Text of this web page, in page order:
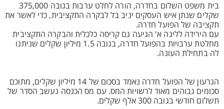
בית משפט השלום בחדרה, הורה לחלט ערבות בגובה 375,000
שקלים שנתן איש העסקים יניב בל לבקרה התקציבית, כדי לאשר את
תקציבה של הפועל חדרה.
עם הירידה לליגה א' הגיעה גם קריסה כלכלית והבקרה התקציבית
מחלטת ערבויות בהפועל חדרה, בגובה 1.5 מיליון שקלים שניתנו
לה בתחילת העונה.
הגרעון של הפועל חדרה נאמד בסכום של 14 מיליון שקלים, מתוכם
סכומים גבוהים מאוד לרשויות המס. עם מס הכנסה נעשב הסדר של
תשלום חודשי בגובה 300 אלף שקלים.